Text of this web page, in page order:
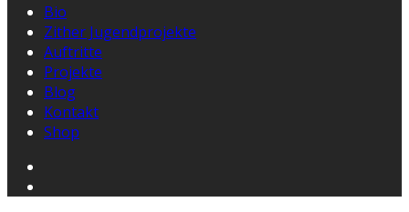
Bio
Zither Jugendprojekte
Auftritte
Projekte
Blog
Kontakt
Shop